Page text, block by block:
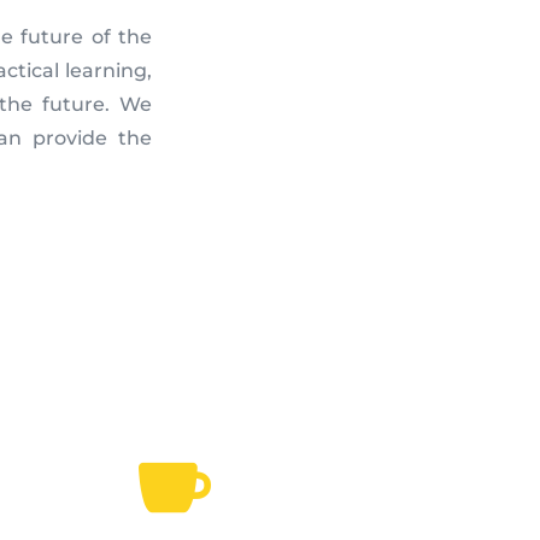
future of the
learning,
future. We
provide the
